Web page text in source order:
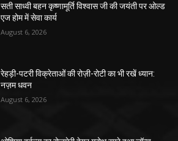
सती साध्वी बहन कृष्णामूर्ति विश्वास जी की जयंती पर ओल्ड
एज होम में सेवा कार्य
August 6, 2026
रेहड़ी-पटरी विक्रेताओं की रोज़ी-रोटी का भी रखें ध्यान:
नज़म धवन
August 6, 2026